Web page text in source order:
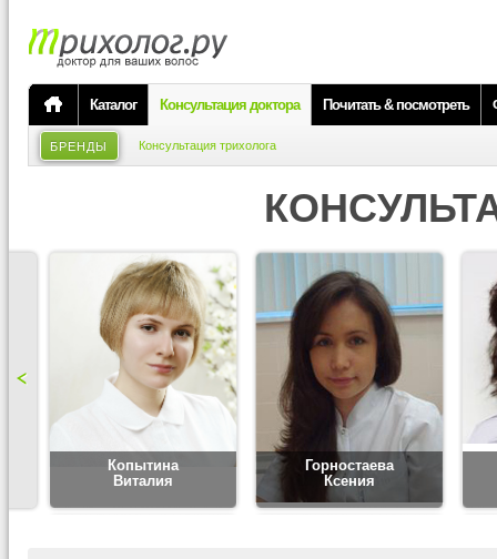
Каталог Консультация доктора Почитать & посмотреть
БРЕНДЫ Консультация трихолога
Копытина
Виталия
Горностаева
Ксения